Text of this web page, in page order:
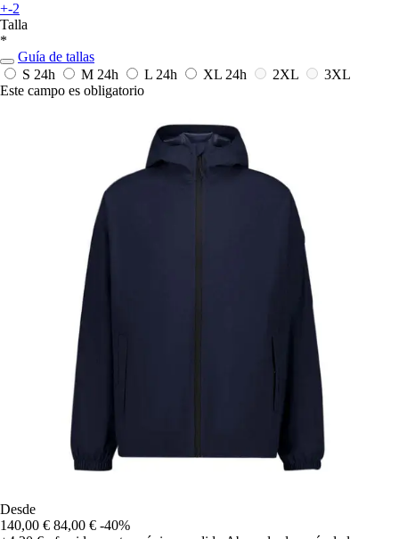
+-2
Talla
*
Guía de tallas
S 24h M 24h L 24h XL 24h 2XL
3XL
Este campo es obligatorio
Desde
140,00 € 84,00 € -40%